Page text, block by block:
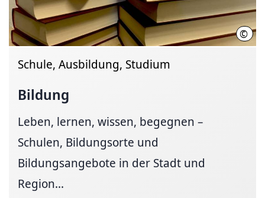
©
Schule, Ausbildung, Studium
Bildung
Leben, lernen, wissen, begegnen –
Schulen, Bildungsorte und
Bildungsangebote in der Stadt und
Region...